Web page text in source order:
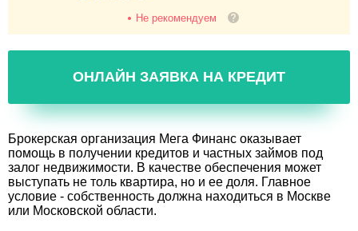
Не рекомендуем
ОНЛАЙН ЗАЯВКА НА КРЕДИТ
Брокерская организация Мега Финанс оказывает
помощь в получении кредитов и частных займов под
залог недвижимости. В качестве обеспечения может
выступать не толь квартира, но и ее доля. Главное
условие - собственность должна находиться в Москве
или Московской области.